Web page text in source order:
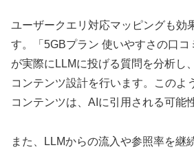
ユーザークエリ対応マッピングも効
す。「5GBプラン 使いやすさの口コ
が実際にLLMに投げる質問を分析し
コンテンツ設計を行います。このよ
コンテンツは、AIに引用される可能
また、LLMからの流入や参照率を継